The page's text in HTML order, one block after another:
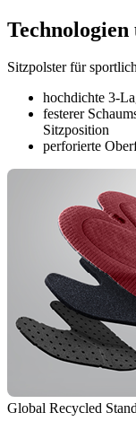
Sitzpolster für
hochdichte 3-
festerer
Sitzposition
perforierte
Global Recycled